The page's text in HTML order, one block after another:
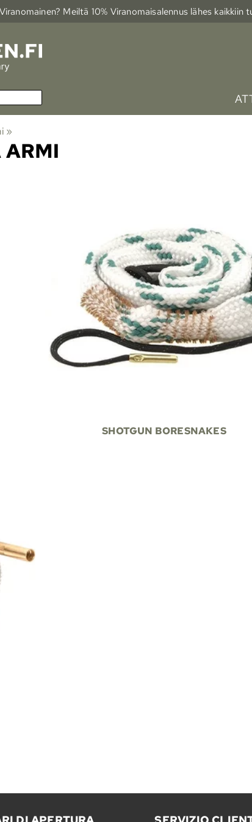
Meiltä 10% Viranomais­alennus lähes
‪»
ARMI
SHOTGUN BORESNAKES